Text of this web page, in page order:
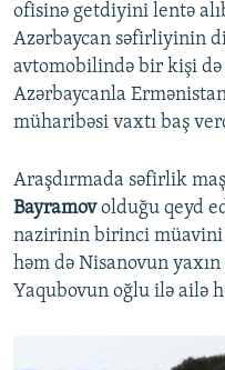
ofisinə getdiyini lentə
Azərbaycan səfirliyinin
avtomobilində bir kişi də
Azərbaycanla
müharibəsi vaxtı baş
Araşdırmada səfirlik
Bayramovolduğu qeyd
nazirinin birinci müavini
həm də Nisanovun
Yaqubovun oğlu ilə ailə